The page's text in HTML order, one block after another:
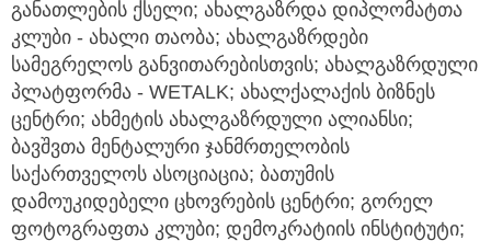
განათლების ქსელი; ახალგაზრდა დიპლომატთა
კლუბი - ახალი თაობა; ახალგაზრდები
სამეგრელოს განვითარებისთვის; ახალგაზრდული
პლატფორმა - WETALK; ახალქალაქის ბიზნეს
ცენტრი; ახმეტის ახალგაზრდული ალიანსი;
ბავშვთა მენტალური ჯანმრთელობის
საქართველოს ასოციაცია; ბათუმის
დამოუკიდებელი ცხოვრების ცენტრი; გორელ
ფოტოგრაფთა კლუბი; დემოკრატიის ინსტიტუტი;